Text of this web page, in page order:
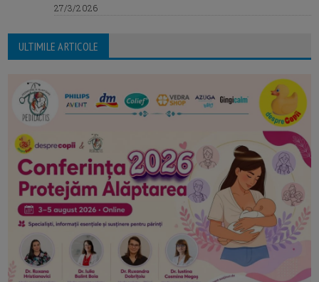
27/3/2026
ULTIMILE ARTICOLE